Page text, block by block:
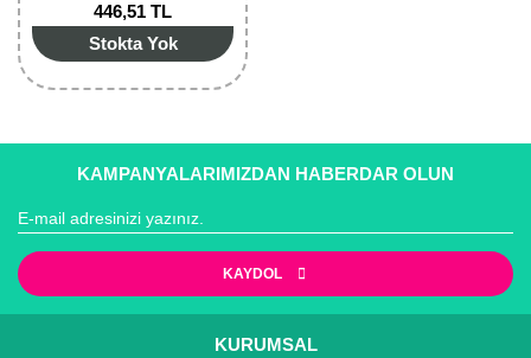
446,51 TL
Stokta Yok
KAMPANYALARIMIZDAN HABERDAR OLUN
KAYDOL
KURUMSAL
Keçiboynuzu Fidanı
Kestane Fidanı
Kivi Fidanı
Kızılcık Fidanı